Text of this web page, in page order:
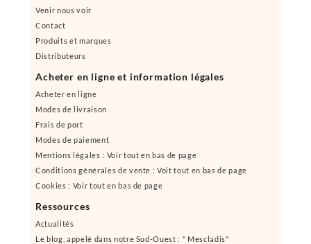
Venir nous voir
Contact
Produits et marques
Distributeurs
Acheter en ligne et information légales
Acheter en ligne
Modes de livraison
Frais de port
Modes de paiement
Mentions légales : Voir tout en bas de page
Conditions générales de vente : Voit tout en bas de page
Cookies : Voir tout en bas de page
Ressources
Actualités
Le blog, appelé dans notre Sud-Ouest : " Mescladis"